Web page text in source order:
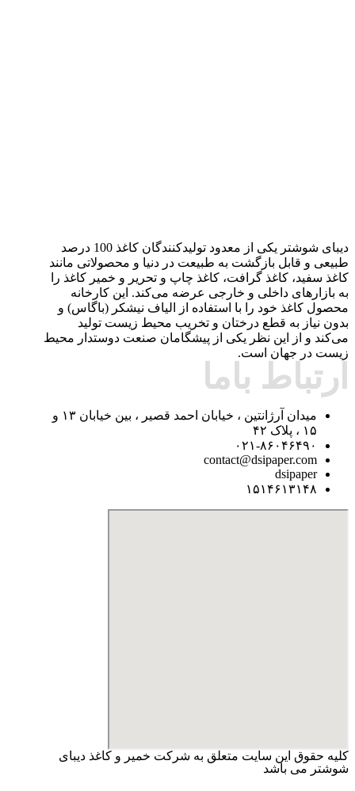
دیبای شوشتر یکی از معدود تولیدکنندگان کاغذ 100 درصد
طبیعی و قابل بازگشت به طبیعت در دنیا و محصولاتی مانند
کاغذ سفید، کاغذ گرافت، کاغذ چاپ و تحریر و خمیر کاغذ را
به بازارهای داخلی و خارجی عرضه می‌کند. این کارخانه
محصول کاغذ خود را با استفاده از الیاف نیشکر (باگاس) و
بدون نیاز به قطع درختان و تخریب محیط زیست تولید
می‌کند و از این نظر یکی از پیشگامان صنعت دوستدار محیط
زیست در جهان است.
ارتباط باما
میدان آرژانتین ، خیابان احمد قصیر ، بین خیابان ۱۳ و
۱۵ ، پلاک ۴۲
۰۲۱-۸۶۰۴۶۴۹۰
contact@dsipaper.com
dsipaper
۱۵۱۴۶۱۳۱۴۸
کلیه حقوق این سایت متعلق به شرکت خمیر و کاغذ دیبای
شوشتر می باشد